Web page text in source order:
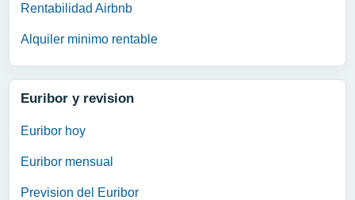
Rentabilidad Airbnb
Alquiler minimo rentable
Euribor y revision
Euribor hoy
Euribor mensual
Prevision del Euribor